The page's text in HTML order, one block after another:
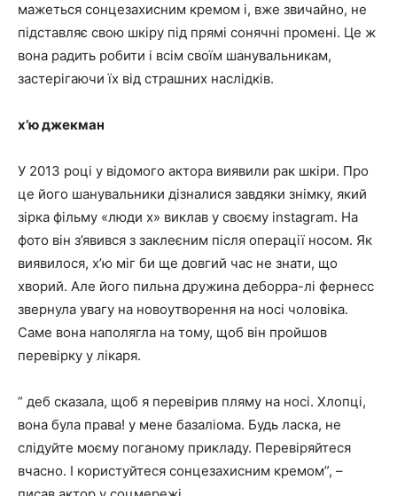
мажеться сонцезахисним кремом і, вже звичайно, не
підставляє свою шкіру під прямі сонячні промені. Це ж
вона радить робити і всім своїм шанувальникам,
застерігаючи їх від страшних наслідків.
х’ю джекман
У 2013 році у відомого актора виявили рак шкіри. Про
це його шанувальники дізналися завдяки знімку, який
зірка фільму «люди x» виклав у своєму instagram. На
фото він з’явився з заклеєним після операції носом. Як
виявилося, х’ю міг би ще довгий час не знати, що
хворий. Але його пильна дружина деборра-лі фернесс
звернула увагу на новоутворення на носі чоловіка.
Саме вона наполягла на тому, щоб він пройшов
перевірку у лікаря.
” деб сказала, щоб я перевірив пляму на носі. Хлопці,
вона була права! у мене базаліома. Будь ласка, не
слідуйте моєму поганому прикладу. Перевіряйтеся
вчасно. І користуйтеся сонцезахисним кремом”, –